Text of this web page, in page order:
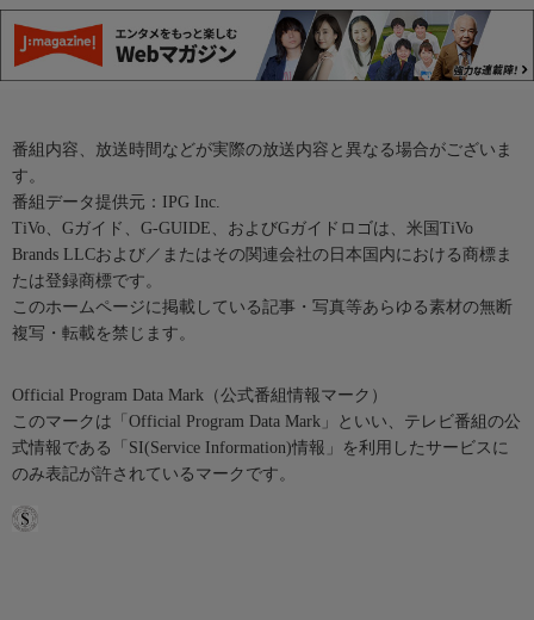
番組内容、放送時間などが実際の放送内容と異なる場合がございま
す。
番組データ提供元：IPG Inc.
TiVo、Gガイド、G-GUIDE、およびGガイドロゴは、米国TiVo
Brands LLCおよび／またはその関連会社の日本国内における商標ま
たは登録商標です。
このホームページに掲載している記事・写真等あらゆる素材の無断
複写・転載を禁じます。
Official Program Data Mark（公式番組情報マーク）
このマークは「Official Program Data Mark」といい、テレビ番組の公
式情報である「SI(Service Information)情報」を利用したサービスに
のみ表記が許されているマークです。